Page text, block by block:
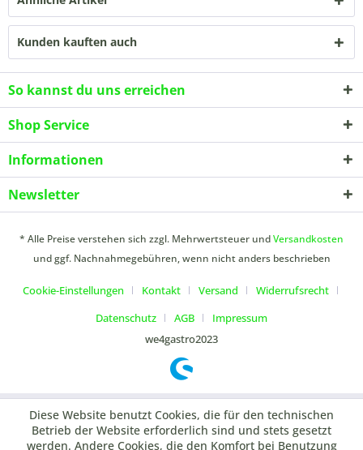
Kunden kauften auch
So kannst du uns erreichen
Shop Service
Informationen
Newsletter
* Alle Preise verstehen sich zzgl. Mehrwertsteuer undVersandkosten
und ggf. Nachnahmegebühren, wenn nicht anders beschrieben
Cookie-Einstellungen Kontakt Versand
Widerrufsrecht
Datenschutz
AGB
Impressum
we4gastro2023
Diese Website benutzt Cookies, die für den technischen
Betrieb der Website erforderlich sind und stets gesetzt
werden. Andere Cookies, die den Komfort bei Benutzung